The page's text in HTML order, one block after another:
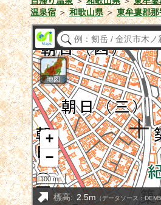
温泉宿＞和歌山県＞東牟婁郡